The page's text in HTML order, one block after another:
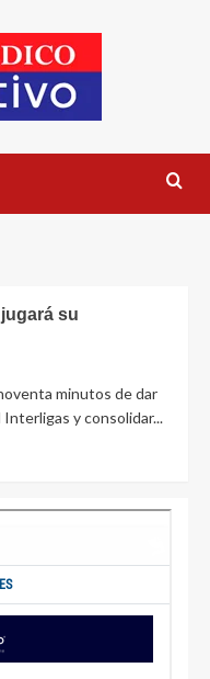
su
minutos de dar
y consolidar...